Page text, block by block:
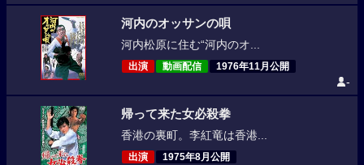
河内のオッサンの唄
河内松原に住む“河内のオ...
出演 動画配信 1976年11月公開
-
帰って来た女必殺拳
香港の裏町。李紅竜は香港...
出演 1975年8月公開